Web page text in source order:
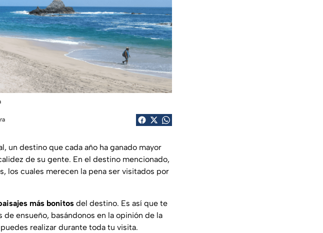
un destino que cada año ha ganado mayor
de su gente. En el destino mencionado,
los cuales merecen la pena ser visitados por
más bonitos del destino. Es así que te
de ensueño, basándonos en la opinión de la
realizar durante toda tu visita.